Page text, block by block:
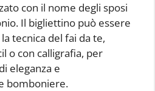
con il nome degli sposi
Il bigliettino può essere
tecnica del fai da te,
o con calligrafia, per
eleganza e
bomboniere.